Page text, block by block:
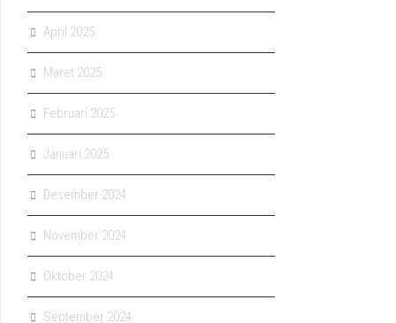
April 2025
Maret 2025
Februari 2025
Januari 2025
Desember 2024
November 2024
Oktober 2024
September 2024